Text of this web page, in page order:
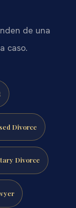
de una
caso.
Divorce
Divorce